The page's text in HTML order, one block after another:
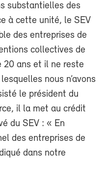
substantielles des
à cette unité, le SEV
des entreprises de
collectives de
20 ans et il ne reste
nous n’avons
le président du
il la met au crédit
du SEV : « En
des entreprises de
dans notre